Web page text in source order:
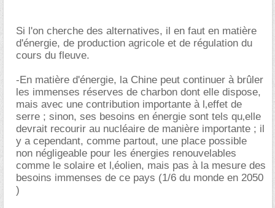
Si l'on cherche des alternatives, il en faut en matière
d'énergie, de production agricole et de régulation du
cours du fleuve.
-En matière d'énergie, la Chine peut continuer à brûler
les immenses réserves de charbon dont elle dispose,
mais avec une contribution importante à l‚effet de
serre ; sinon, ses besoins en énergie sont tels qu‚elle
devrait recourir au nucléaire de manière importante ; il
y a cependant, comme partout, une place possible
non négligeable pour les énergies renouvelables
comme le solaire et l‚éolien, mais pas à la mesure des
besoins immenses de ce pays (1/6 du monde en 2050
)